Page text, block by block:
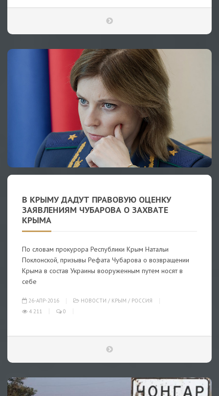
В КРЫМУ ДАДУТ ПРАВОВУЮ ОЦЕНКУ
ЗАЯВЛЕНИЯМ ЧУБАРОВА О ЗАХВАТЕ
КРЫМА
По словам прокурора Республики Крым Натальи
Поклонской, призывы Рефата Чубарова о возвращении
Крыма в состав Украины вооруженным путем носят в
себе
26-АПР-2016 НОВОСТИ / КРЫМ / РОССИЯ
4 211
0